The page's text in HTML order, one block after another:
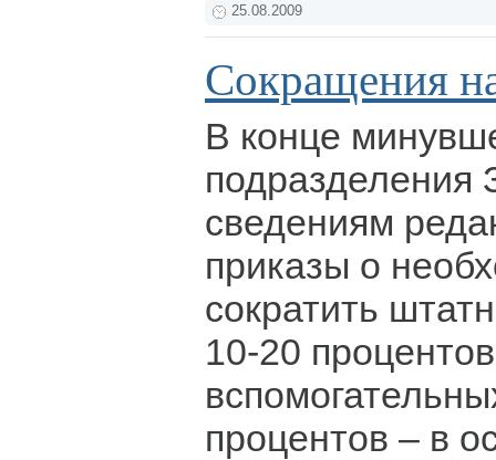
25.08.2009
Сокращения
В конце
сведениям
приказы о
сократить
10-20
процентов – в